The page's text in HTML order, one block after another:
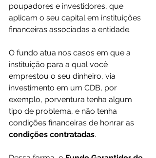
poupadores e investidores, que
aplicam o seu capital em instituições
financeiras associadas a entidade.
O fundo atua nos casos em que a
instituição para a qual você
emprestou o seu dinheiro, via
investimento em um CDB, por
exemplo, porventura tenha algum
tipo de problema, e não tenha
condições financeiras de honrar as
condições contratadas.